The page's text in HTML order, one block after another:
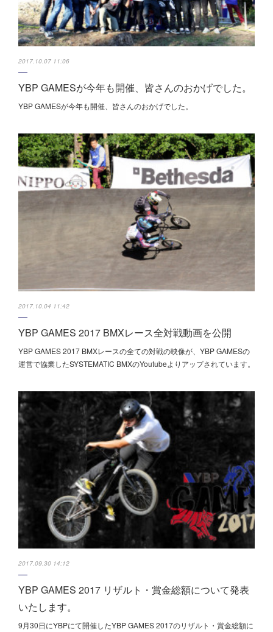
2017.10.07 11:06
YBP GAMESが今年も開催、皆さんのおかげでした。
YBP GAMESが今年も開催、皆さんのおかげでした。
2017.10.04 11:42
YBP GAMES 2017 BMXレース全対戦動画を公開
YBP GAMES 2017 BMXレースの全ての対戦の映像が、YBP GAMESの
運営で協業したSYSTEMATIC BMXのYoutubeよりアップされています。
2017.09.30 14:12
YBP GAMES 2017 リザルト・賞金総額について発表
いたします。
9月30日にYBPにて開催したYBP GAMES 2017のリザルト・賞金総額に